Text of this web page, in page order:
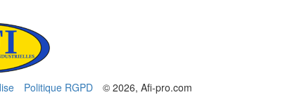
Politique RGPD © 2026, Afi-pro.com